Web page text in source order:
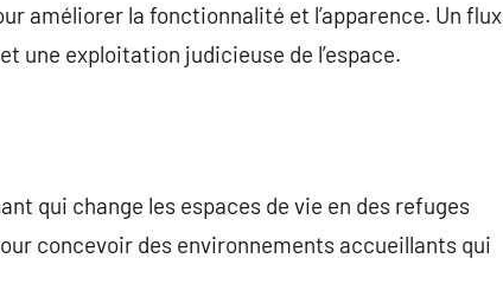
améliorer la fonctionnalité et l’apparence. Un flux
une exploitation judicieuse de l’espace.
qui change les espaces de vie en des refuges
concevoir des environnements accueillants qui